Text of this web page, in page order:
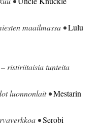
maailmassa •Lulu
– ristiriitaisia tunteita
luonnonlait •Mestarin
•Serobi